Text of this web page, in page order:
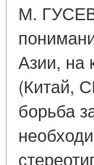
М. ГУСЕВ
Азии, на
(Китай,
борьба